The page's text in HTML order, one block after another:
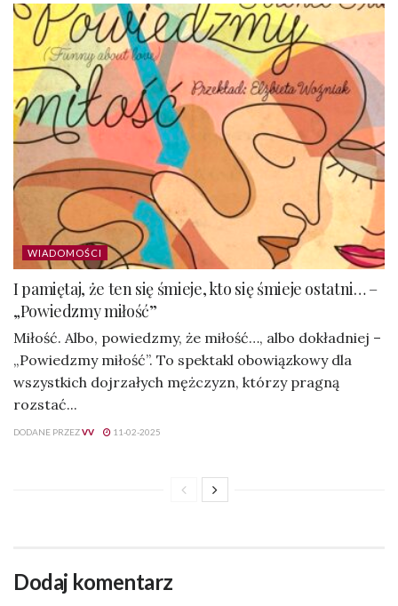
WIADOMOŚCI
I pamiętaj, że ten się śmieje, kto się śmieje ostatni… –
„Powiedzmy miłość”
Miłość. Albo, powiedzmy, że miłość…, albo dokładniej –
„Powiedzmy miłość”. To spektakl obowiązkowy dla
wszystkich dojrzałych mężczyzn, którzy pragną
rozstać...
DODANE PRZEZVV 11-02-2025
Dodaj komentarz